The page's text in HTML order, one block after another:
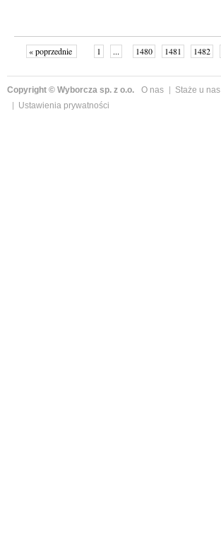
« poprzednie 1 ... 1480 1481 1482
Copyright © Wyborcza sp. z o.o. O nas Staże u nas
Ustawienia prywatności